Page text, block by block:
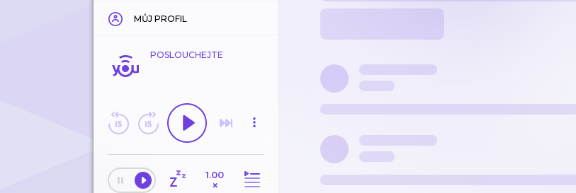
MŮJ PROFIL
POSLOUCHEJTE
1.00
×